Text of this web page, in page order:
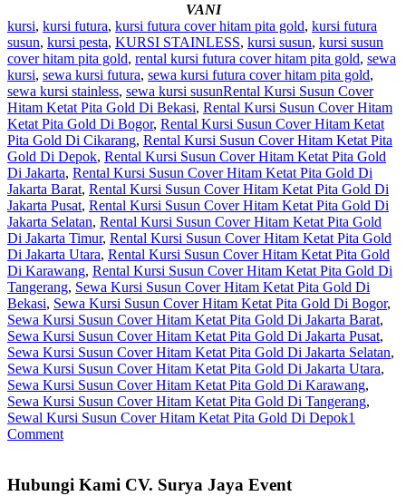
VANI
kursi, kursi futura, kursi futura cover hitam pita gold, kursi futura
susun, kursi pesta, KURSI STAINLESS, kursi susun, kursi susun
cover hitam pita gold, rental kursi futura cover hitam pita gold, sewa
kursi, sewa kursi futura, sewa kursi futura cover hitam pita gold,
sewa kursi stainless, sewa kursi susunRental Kursi Susun Cover
Hitam Ketat Pita Gold Di Bekasi, Rental Kursi Susun Cover Hitam
Ketat Pita Gold Di Bogor, Rental Kursi Susun Cover Hitam Ketat
Pita Gold Di Cikarang, Rental Kursi Susun Cover Hitam Ketat Pita
Gold Di Depok, Rental Kursi Susun Cover Hitam Ketat Pita Gold
Di Jakarta, Rental Kursi Susun Cover Hitam Ketat Pita Gold Di
Jakarta Barat, Rental Kursi Susun Cover Hitam Ketat Pita Gold Di
Jakarta Pusat, Rental Kursi Susun Cover Hitam Ketat Pita Gold Di
Jakarta Selatan, Rental Kursi Susun Cover Hitam Ketat Pita Gold
Di Jakarta Timur, Rental Kursi Susun Cover Hitam Ketat Pita Gold
Di Jakarta Utara, Rental Kursi Susun Cover Hitam Ketat Pita Gold
Di Karawang, Rental Kursi Susun Cover Hitam Ketat Pita Gold Di
Tangerang, Sewa Kursi Susun Cover Hitam Ketat Pita Gold Di
Bekasi, Sewa Kursi Susun Cover Hitam Ketat Pita Gold Di Bogor,
Sewa Kursi Susun Cover Hitam Ketat Pita Gold Di Jakarta Barat,
Sewa Kursi Susun Cover Hitam Ketat Pita Gold Di Jakarta Pusat,
Sewa Kursi Susun Cover Hitam Ketat Pita Gold Di Jakarta Selatan,
Sewa Kursi Susun Cover Hitam Ketat Pita Gold Di Jakarta Utara,
Sewa Kursi Susun Cover Hitam Ketat Pita Gold Di Karawang,
Sewa Kursi Susun Cover Hitam Ketat Pita Gold Di Tangerang,
Sewal Kursi Susun Cover Hitam Ketat Pita Gold Di Depok1
Comment
Hubungi Kami CV. Surya Jaya Event